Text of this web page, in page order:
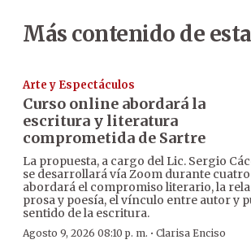
Más contenido de
Arte y Espectáculos
Curso online abordará la
escritura y literatura
comprometida de Sartre
La propuesta, a cargo del Lic. Sergio
se desarrollará vía Zoom durante
abordará el compromiso literario, la
prosa y poesía, el vínculo entre autor y
sentido de la escritura.
Agosto 9, 2026 08:10 p. m. · Clarisa Enciso